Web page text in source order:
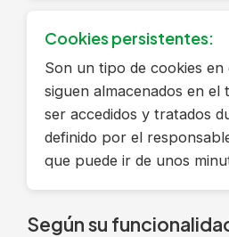
Cookies persistentes:
Son un tipo de cookies en
siguen almacenados en el
ser accedidos y tratados
definido por el
que puede ir de unos
Según su